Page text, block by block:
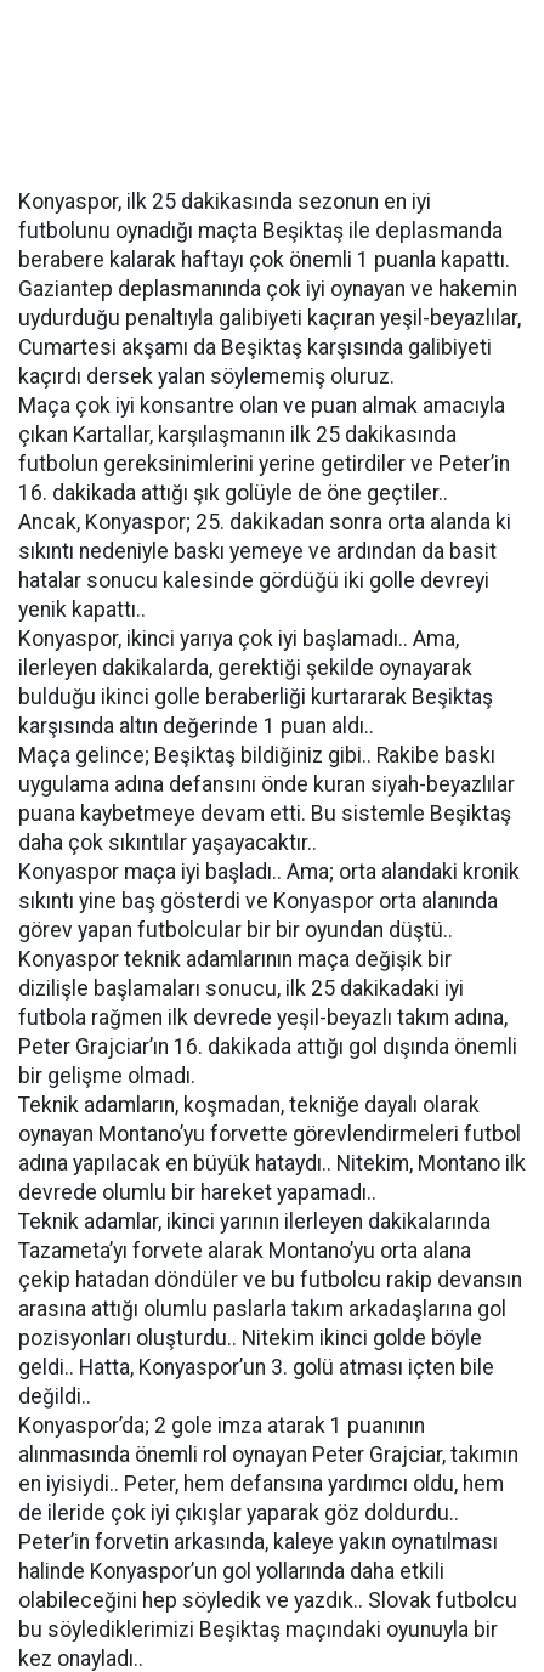
Konyaspor, ilk 25 dakikasında sezonun en iyi
futbolunu oynadığı maçta Beşiktaş ile deplasmanda
berabere kalarak haftayı çok önemli 1 puanla kapattı.
Gaziantep deplasmanında çok iyi oynayan ve hakemin
uydurduğu penaltıyla galibiyeti kaçıran yeşil-beyazlılar,
Cumartesi akşamı da Beşiktaş karşısında galibiyeti
kaçırdı dersek yalan söylememiş oluruz.
Maça çok iyi konsantre olan ve puan almak amacıyla
çıkan Kartallar, karşılaşmanın ilk 25 dakikasında
futbolun gereksinimlerini yerine getirdiler ve Peter’in
16. dakikada attığı şık golüyle de öne geçtiler..
Ancak, Konyaspor; 25. dakikadan sonra orta alanda ki
sıkıntı nedeniyle baskı yemeye ve ardından da basit
hatalar sonucu kalesinde gördüğü iki golle devreyi
yenik kapattı..
Konyaspor, ikinci yarıya çok iyi başlamadı.. Ama,
ilerleyen dakikalarda, gerektiği şekilde oynayarak
bulduğu ikinci golle beraberliği kurtararak Beşiktaş
karşısında altın değerinde 1 puan aldı..
Maça gelince; Beşiktaş bildiğiniz gibi.. Rakibe baskı
uygulama adına defansını önde kuran siyah-beyazlılar
puana kaybetmeye devam etti. Bu sistemle Beşiktaş
daha çok sıkıntılar yaşayacaktır..
Konyaspor maça iyi başladı.. Ama; orta alandaki kronik
sıkıntı yine baş gösterdi ve Konyaspor orta alanında
görev yapan futbolcular bir bir oyundan düştü..
Konyaspor teknik adamlarının maça değişik bir
dizilişle başlamaları sonucu, ilk 25 dakikadaki iyi
futbola rağmen ilk devrede yeşil-beyazlı takım adına,
Peter Grajciar’ın 16. dakikada attığı gol dışında önemli
bir gelişme olmadı.
Teknik adamların, koşmadan, tekniğe dayalı olarak
oynayan Montano’yu forvette görevlendirmeleri futbol
adına yapılacak en büyük hataydı.. Nitekim, Montano ilk
devrede olumlu bir hareket yapamadı..
Teknik adamlar, ikinci yarının ilerleyen dakikalarında
Tazameta’yı forvete alarak Montano’yu orta alana
çekip hatadan döndüler ve bu futbolcu rakip devansın
arasına attığı olumlu paslarla takım arkadaşlarına gol
pozisyonları oluşturdu.. Nitekim ikinci golde böyle
geldi.. Hatta, Konyaspor’un 3. golü atması içten bile
değildi..
Konyaspor’da; 2 gole imza atarak 1 puanının
alınmasında önemli rol oynayan Peter Grajciar, takımın
en iyisiydi.. Peter, hem defansına yardımcı oldu, hem
de ileride çok iyi çıkışlar yaparak göz doldurdu..
Peter’in forvetin arkasında, kaleye yakın oynatılması
halinde Konyaspor’un gol yollarında daha etkili
olabileceğini hep söyledik ve yazdık.. Slovak futbolcu
bu söylediklerimizi Beşiktaş maçındaki oyunuyla bir
kez onayladı..